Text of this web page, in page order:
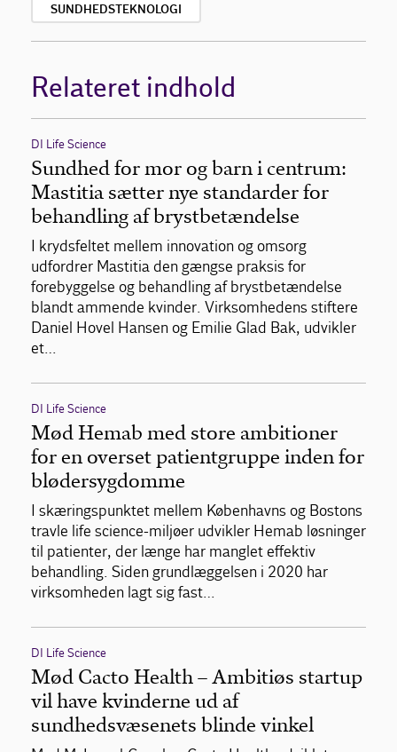
SUNDHEDSTEKNOLOGI
Relateret indhold
DI Life Science
Sundhed for mor og barn i centrum:
Mastitia sætter nye standarder for
behandling af brystbetændelse
I krydsfeltet mellem innovation og omsorg
udfordrer Mastitia den gængse praksis for
forebyggelse og behandling af brystbetændelse
blandt ammende kvinder. Virksomhedens stiftere
Daniel Hovel Hansen og Emilie Glad Bak, udvikler
et…
DI Life Science
Mød Hemab med store ambitioner
for en overset patientgruppe inden for
blødersygdomme
I skæringspunktet mellem Københavns og Bostons
travle life science-miljøer udvikler Hemab løsninger
til patienter, der længe har manglet effektiv
behandling. Siden grundlæggelsen i 2020 har
virksomheden lagt sig fast…
DI Life Science
Mød Cacto Health – Ambitiøs startup
vil have kvinderne ud af
sundhedsvæsenets blinde vinkel